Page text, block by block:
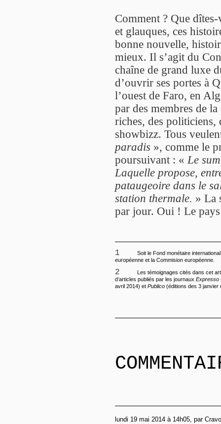
Comment ? Que
et glauques, ces
bonne nouvelle,
mieux. Il s’agit du
chaîne de grand luxe
d’ouvrir ses portes à
l’ouest de Faro, en
par des membres de
riches, des politiciens,
showbizz. Tous
paradis », comme le
poursuivant : «Le
Laquelle propose,
pataugeoire dans le
station thermale. » La
par jour. Oui ! Le
1
Soit le Fond monétaire
européenne et la Commision européenne.
2
Les témoignages cités dans cet
d’articles publiés par les journaux Expresso
avril 2014) et Publico (éditions des 3 janvier
lundi 19 mai 2014 à 14h05, par Cravo